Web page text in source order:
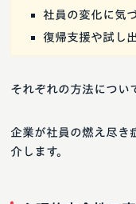
社員の変化に気
復帰支援や試し
それぞれの方法につい
企業が社員の燃え尽き
介します。